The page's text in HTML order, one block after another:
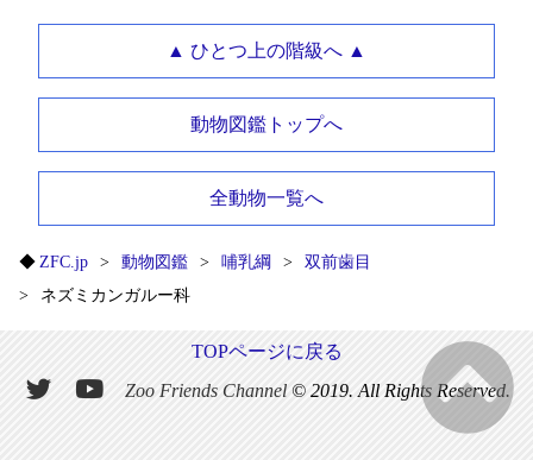
▲ ひとつ上の階級へ ▲
動物図鑑トップへ
全動物一覧へ
ZFC.jp 動物図鑑 哺乳綱
双前歯目
ネズミカンガルー科
TOPページに戻る
Zoo Friends Channel© 2019. All Rights Reserved.